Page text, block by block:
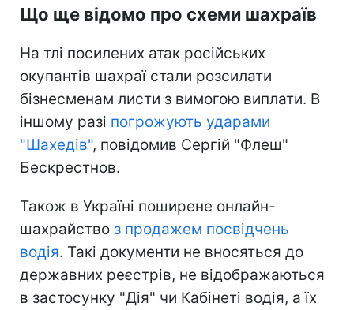
Що ще відомо про схеми шахраїв
На тлі посилених атак російських
окупантів шахраї стали розсилати
бізнесменам листи з вимогою виплати. В
іншому разі погрожують ударами
"Шахедів", повідомив Сергій "Флеш"
Бескрестнов.
Також в Україні поширене онлайн-
шахрайство з продажем посвідчень
водія. Такі документи не вносяться до
державних реєстрів, не відображаються
в застосунку "Дія" чи Кабінеті водія, а їх